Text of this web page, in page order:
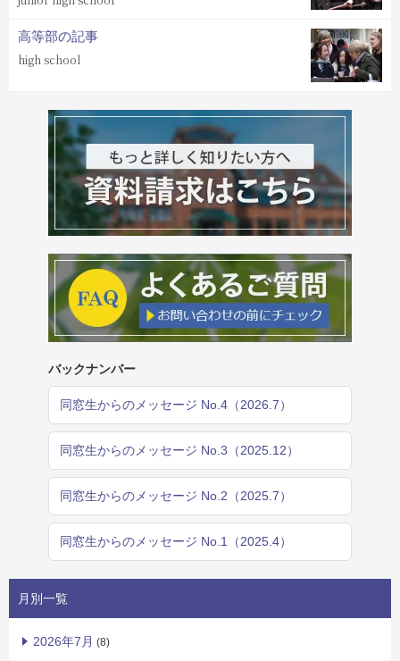
高等部の記事
high school
バックナンバー
同窓生からのメッセージ No.4（2026.7）
同窓生からのメッセージ No.3（2025.12）
同窓生からのメッセージ No.2（2025.7）
同窓生からのメッセージ No.1（2025.4）
月別一覧
2026年7月 (8)